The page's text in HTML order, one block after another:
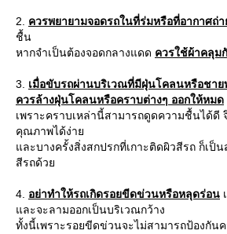
2. ควรพยายามจอดรถในที่ร่มหรือที่อากาศถ่า
ชื้น
หากจำเป็นต้องจอดกลางแดด ควรใช้ผ้าคลุม
3. เมื่อขับรถผ่านบริเวณที่มีฝุ่นโคลนหรือชาย
ควรล้างฝุ่นโคลนหรือคราบต่างๆ ออกให้หมด
เพราะคราบเหล่านี้สามารถดูดความชื้นได้ดี
คุณภาพได้ง่า
ละบางครั้งสิ่งสกปรกที่เกาะติดผิวสีรถ ก็เป็
สีรถด้ว
4. อย่าทำให้รถเกิดรอยขีดข่วนหรือหลุดร่อน
ละจะลามออกเป็นบริเวณกว้าง
ทั้งนี้เพราะรอยขีดข่วนจะไม่สามารถป้องกัน